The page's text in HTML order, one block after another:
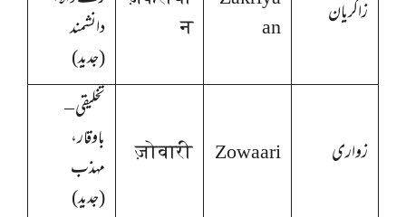
زاکریان
an
न
دانشمند
(جدید)
زواری Zowaari
ज़ोवारी
تخلیقی –
باوقار،
مہذب
(جدید)